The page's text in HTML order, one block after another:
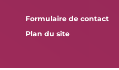
Formulaire de contact
Plan du site